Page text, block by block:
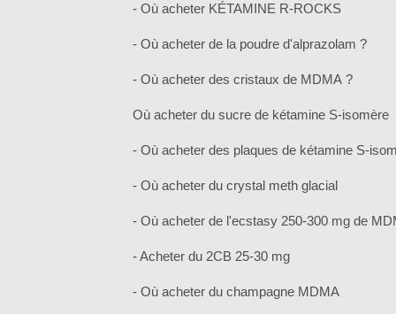
- Où acheter KÉTAMINE R-ROCKS
- Où acheter de la poudre d'alprazolam ?
- Où acheter des cristaux de MDMA ?
Où acheter du sucre de kétamine S-isomère
- Où acheter des plaques de kétamine S-
- Où acheter du crystal meth glacial
- Où acheter de l'ecstasy 250-300 mg de
- Acheter du 2CB 25-30 mg
- Où acheter du champagne MDMA